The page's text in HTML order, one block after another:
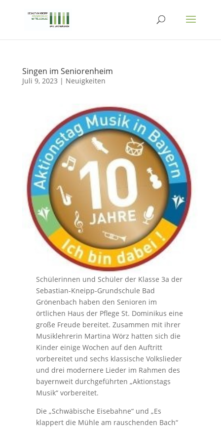
Singen im Seniorenheim
Juli 9, 2023 | Neuigkeiten
Schülerinnen und Schüler der Klasse 3a der
Sebastian-Kneipp-Grundschule Bad
Grönenbach haben den Senioren im
örtlichen Haus der Pflege St. Dominikus eine
große Freude bereitet. Zusammen mit ihrer
Musiklehrerin Martina Wörz hatten sich die
Kinder einige Wochen auf den Auftritt
vorbereitet und sechs klassische Volkslieder
und drei modernere Lieder im Rahmen des
bayernweit durchgeführten „Aktionstags
Musik“ vorbereitet.
Die „Schwäbische Eisebahne“ und „Es
klappert die Mühle am rauschenden Bach“